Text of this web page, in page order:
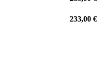
233,00 €